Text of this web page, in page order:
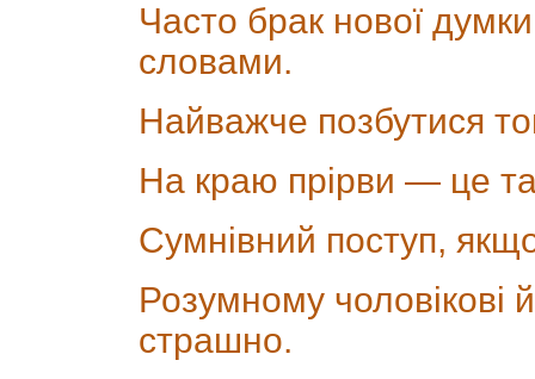
Часто брак нової
словами.
Найважче позбутися
На краю прірви — це
Сумнівний поступ,
Розумному чоловікові
страшно.